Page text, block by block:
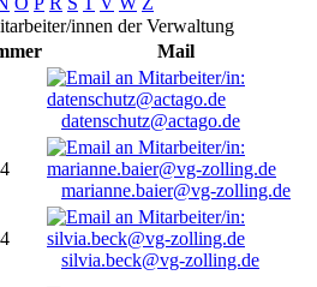
innen der Verwaltung
Mail
datenschutz@actago.de
marianne.baier@vg-zolling.de
silvia.beck@vg-zolling.de